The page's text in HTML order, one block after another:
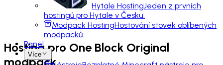
Hytale HostingJeden z prvních
hostingů pro Hytale v Česku.
Modpack HostingHostování stovek oblíbených
modpacků.
Panel
Více
Hosting pro One Block Original
modpack